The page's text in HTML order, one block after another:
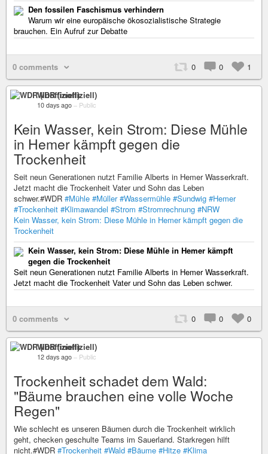
Den fossilen Faschismus verhindern
Warum wir eine europäische ökosozialistische Strategie
brauchen. Ein Aufruf zur Debatte
0 comments 0 0 1
WDR (inoffiziell)
10 days ago – Public
Kein Wasser, kein Strom: Diese Mühle
in Hemer kämpft gegen die
Trockenheit
Seit neun Generationen nutzt Familie Alberts in Hemer Wasserkraft.
Jetzt macht die Trockenheit Vater und Sohn das Leben
schwer.#WDR #Mühle #Müller #Wassermühle #Sundwig #Hemer
#Trockenheit #Klimawandel #Strom #Stromrechnung #NRW
Kein Wasser, kein Strom: Diese Mühle in Hemer kämpft gegen die
Trockenheit
Kein Wasser, kein Strom: Diese Mühle in Hemer kämpft
gegen die Trockenheit
Seit neun Generationen nutzt Familie Alberts in Hemer Wasserkraft.
Jetzt macht die Trockenheit Vater und Sohn das Leben schwer.
0 comments 0 0 0
WDR (inoffiziell)
12 days ago – Public
Trockenheit schadet dem Wald:
"Bäume brauchen eine volle Woche
Regen"
Wie schlecht es unseren Bäumen durch die Trockenheit wirklich
geht, checken geschulte Teams im Sauerland. Starkregen hilft
nicht.#WDR #Trockenheit #Wald #Bäume #Hitze #Klima